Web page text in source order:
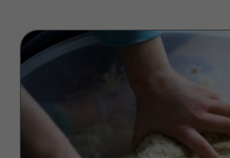
Vinkkejä
kotitaloustunnille